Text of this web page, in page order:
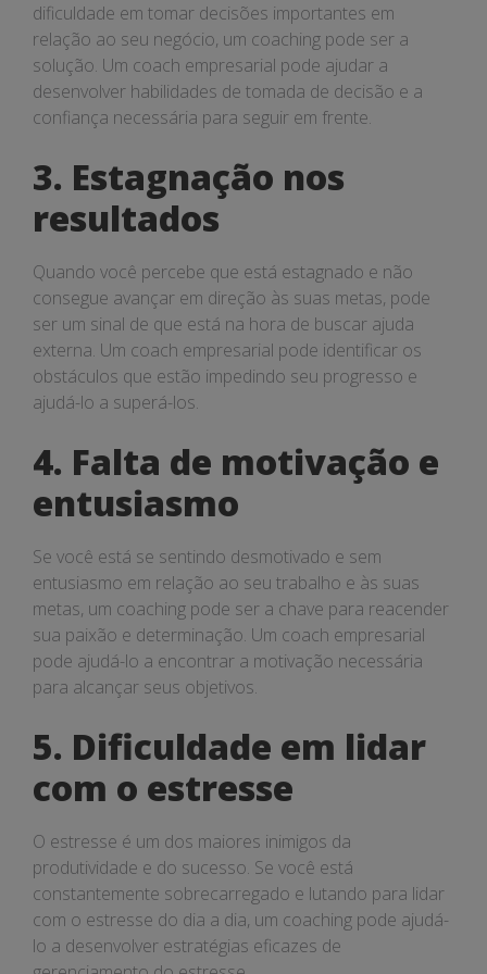
dificuldade em tomar decisões importantes em
relação ao seu negócio, um coaching pode ser a
solução. Um coach empresarial pode ajudar a
desenvolver habilidades de tomada de decisão e a
confiança necessária para seguir em frente.
3. Estagnação nos
resultados
Quando você percebe que está estagnado e não
consegue avançar em direção às suas metas, pode
ser um sinal de que está na hora de buscar ajuda
externa. Um coach empresarial pode identificar os
obstáculos que estão impedindo seu progresso e
ajudá-lo a superá-los.
4. Falta de motivação e
entusiasmo
Se você está se sentindo desmotivado e sem
entusiasmo em relação ao seu trabalho e às suas
metas, um coaching pode ser a chave para reacender
sua paixão e determinação. Um coach empresarial
pode ajudá-lo a encontrar a motivação necessária
para alcançar seus objetivos.
5. Dificuldade em lidar
com o estresse
O estresse é um dos maiores inimigos da
produtividade e do sucesso. Se você está
constantemente sobrecarregado e lutando para lidar
com o estresse do dia a dia, um coaching pode ajudá-
lo a desenvolver estratégias eficazes de